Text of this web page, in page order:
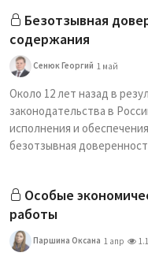
Безотзывная
содержания
Сенюк Георгий 1 май
Около 12 лет назад в
законодательства в
исполнения и
безотзывная
Особые
работы
Паршина Оксана 1 апр